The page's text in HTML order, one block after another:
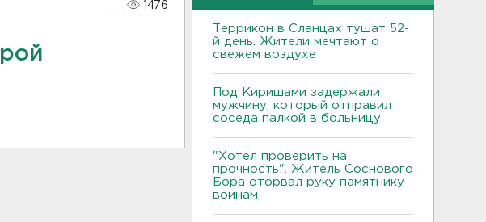
1476
Террикон в Сланцах тушат 52-
й день. Жители мечтают о
свежем воздухе
Под Киришами задержали
мужчину, который отправил
соседа палкой в больницу
"Хотел проверить на
прочность". Житель Соснового
Бора оторвал руку памятнику
воинам